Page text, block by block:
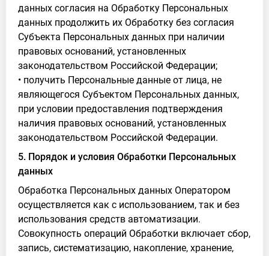
данных согласия на Обработку Персональных
данных продолжить их Обработку без согласия
Субъекта Персональных данных при наличии
правовых оснований, установленных
законодательством Российской Федерации;
• получить Персональные данные от лица, не
являющегося Субъектом Персональных данных,
при условии предоставления подтверждения
наличия правовых оснований, установленных
законодательством Российской Федерации.
5. Порядок и условия Обработки Персональных
данных
Обработка Персональных данных Оператором
осуществляется как с использованием, так и без
использования средств автоматизации.
Совокупность операций Обработки включает сбор,
запись, систематизацию, накопление, хранение,